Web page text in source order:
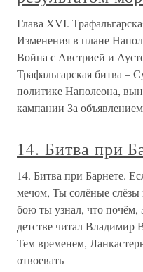
Глава XVI.
Изменения в плане
Война с Австрией и
Трафальгарская битва –
политике Наполеона,
кампании За
14. Битва при
14. Битва при Барнете.
мечом, Ты солёные
бою ты узнал, что
детстве читал Владимир
Тем временем,
отвоевать